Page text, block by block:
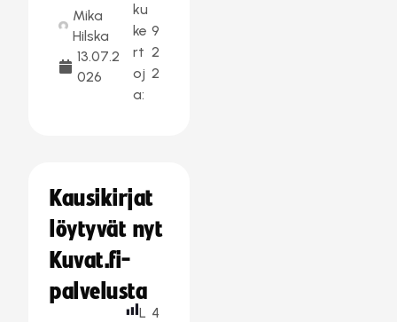
Mika
Hilska
13.07.2
026
ku
ke
rt
oj
a:
9
2
2
Kausikirjat
löytyvät nyt
Kuvat.fi-
palvelusta
L 4